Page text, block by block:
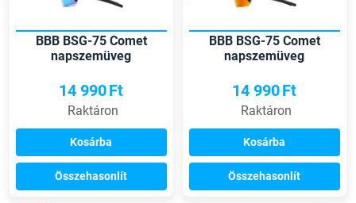
BBB BSG-75 Comet
napszemüveg
14 990Ft
Raktáron
Kosárba
Összehasonlít
BBB BSG-75 Comet
napszemüveg
14 990Ft
Raktáron
Kosárba
Összehasonlít